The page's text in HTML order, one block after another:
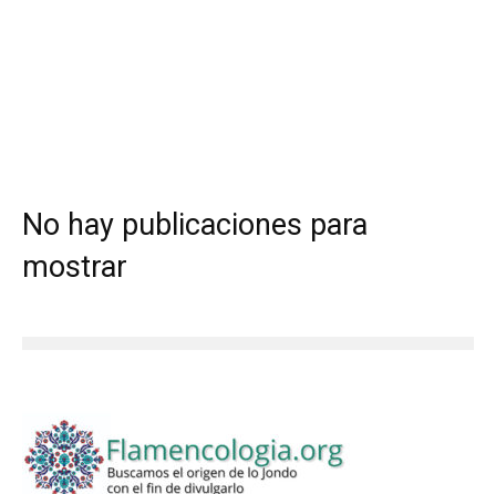
No hay publicaciones para
mostrar